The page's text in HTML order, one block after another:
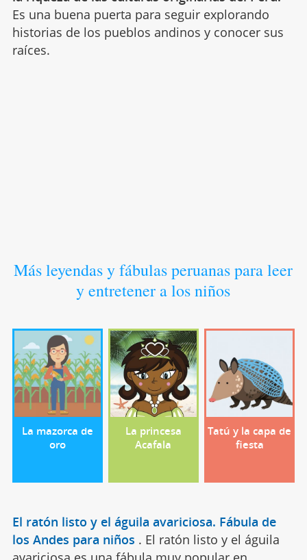
Es una buena puerta para seguir explorando
historias de los pueblos andinos y conocer sus
raíces.
Más leyendas y fábulas peruanas para leer
y entretener a los niños
La mazorca de
oro
La princesa
Acafala
Tatú y la capa de
fiesta
El ratón listo y el águila avariciosa. Fábula de
los Andes para niños . El ratón listo y el águila